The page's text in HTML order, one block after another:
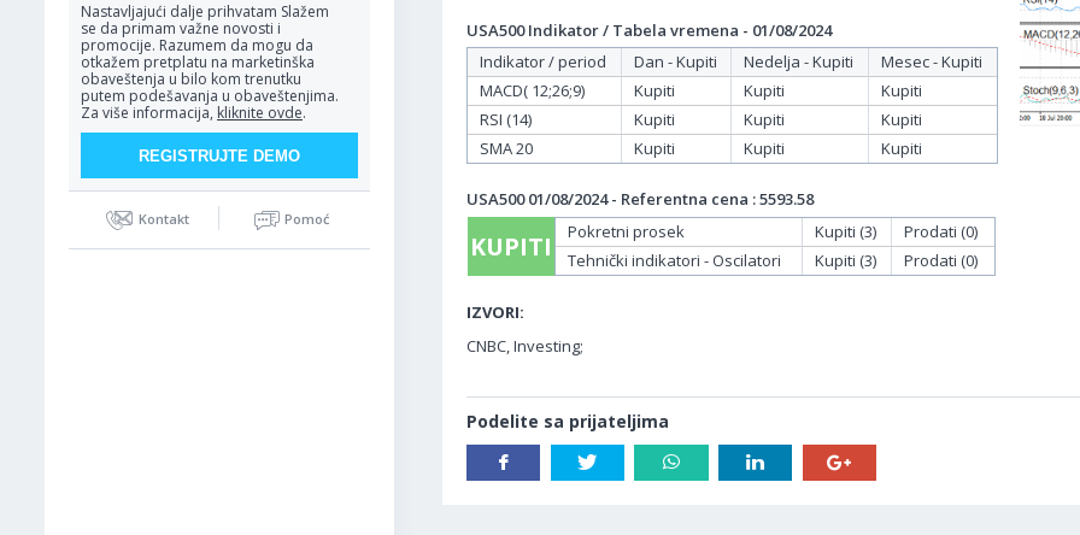
Nastavljajući dalje prihvatam Slažem
se da primam važne novosti i
promocije. Razumem da mogu da
otkažem pretplatu na marketinška
obaveštenja u bilo kom trenutku
putem podešavanja u obaveštenjima.
Za više informacija, kliknite ovde.
Kontakt Pomoć
USA500 Indikator / Tabela vremena - 01/08/2024
Indikator / period
Dan - Kupiti Nedelja - Kupiti
Mesec - Kupiti
MACD( 12;26;9)
Kupiti Kupiti
Kupiti
RSI (14)
Kupiti Kupiti
Kupiti
SMA 20
Kupiti Kupiti Kupiti
USA500 01/08/2024 - Referentna cena : 5593.58
KUPITI Pokretni prosek Kupiti (3)
Prodati (0)
Tehnički indikatori - Oscilatori
Kupiti (3) Prodati (0)
IZVORI:
CNBC, Investing;
Podelite sa prijateljima